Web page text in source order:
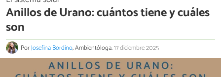
Anillos de Urano: cuántos tiene y cuáles
son
PorJosefina Bordino, Ambientóloga.17 diciembre 2025